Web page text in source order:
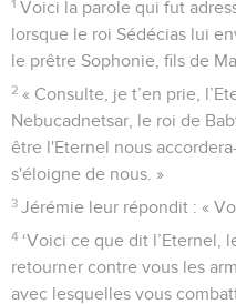
1 Voici la parole qui fut
lorsque le roi Sédécias lui
le prêtre Sophonie, fils de
2 « Consulte, je t’en prie,
Nebucadnetsar, le roi de
être l'Eternel nous
s'éloigne de nous. »
3 Jérémie leur répondit : «
4 ‘Voici ce que dit l’Eternel,
retourner contre vous les
avec lesquelles vous